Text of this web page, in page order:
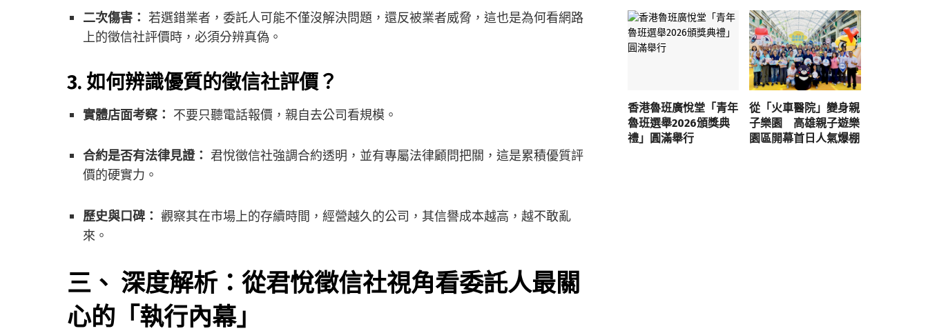
二次傷害： 若選錯業者，委託人可能不僅沒解決問題，還反被業者威脅，這也是為何看網路
上的徵信社評價時，必須分辨真偽。
3. 如何辨識優質的徵信社評價？
實體店面考察： 不要只聽電話報價，親自去公司看規模。
合約是否有法律見證： 君悅徵信社強調合約透明，並有專屬法律顧問把關，這是累積優質評
價的硬實力。
歷史與口碑： 觀察其在市場上的存續時間，經營越久的公司，其信譽成本越高，越不敢亂
來。
三、 深度解析：從君悅徵信社視角看委託人最關
心的「執行內幕」
香港魯班廣悅堂「青年
魯班選舉2026頒獎典
禮」圓滿舉行
從「火車醫院」變身親
子樂園 高雄親子遊樂
園區開幕首日人氣爆棚